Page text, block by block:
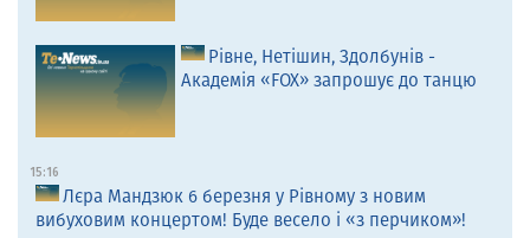
Рівне, Нетішин, Здолбунів -
Академія «FOX» запрошує до танцю
15:16
Лєра Мандзюк 6 березня у Рівному з новим
вибуховим концертом! Буде весело і «з перчиком»!